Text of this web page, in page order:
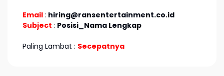
Email: hiring@ransentertainment.co.id
Subject : Posisi_Nama Lengkap
Paling Lambat : Secepatnya